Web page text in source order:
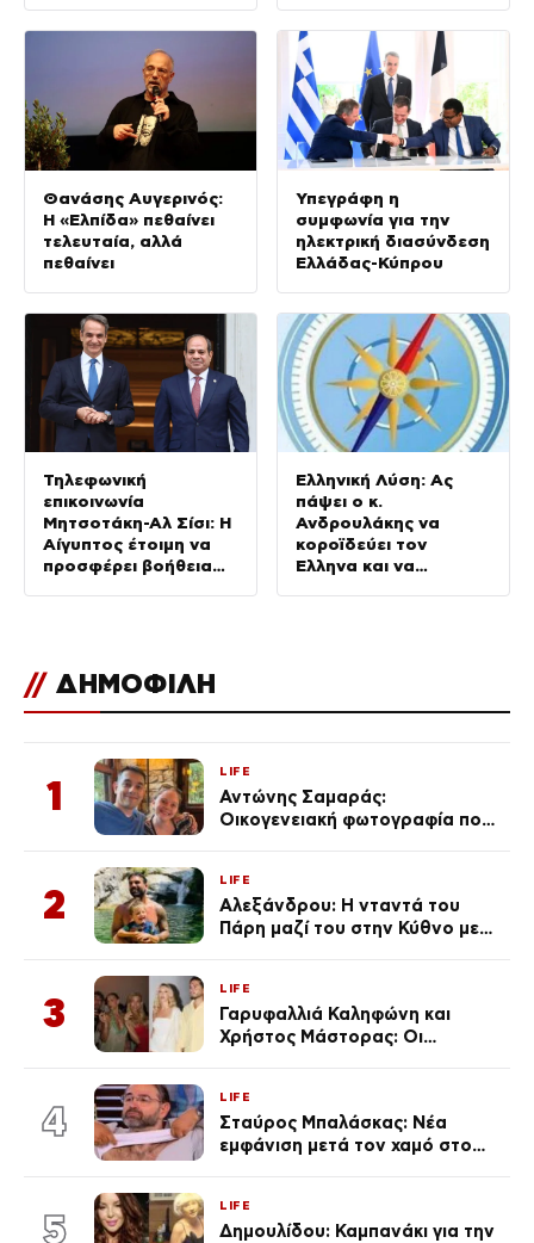
Θανάσης Αυγερινός:
Η «Ελπίδα» πεθαίνει
τελευταία, αλλά
πεθαίνει
Υπεγράφη η
συμφωνία για την
ηλεκτρική διασύνδεση
Ελλάδας-Κύπρου
Τηλεφωνική
επικοινωνία
Μητσοτάκη-Αλ Σίσι: Η
Αίγυπτος έτοιμη να
προσφέρει βοήθεια
Ελληνική Λύση: Ας
πάψει ο κ.
Ανδρουλάκης να
κοροϊδεύει τον
Έλληνα και να
// ΔΗΜΟΦΙΛΗ
1
LIFE
Αντώνης Σαμαράς:
Οικογενειακή φωτογραφία που
Λένας
2
LIFE
Αλεξάνδρου: Η νταντά του
Πάρη μαζί του στην Κύθνο με
3
LIFE
Γαρυφαλλιά Καληφώνη και
Χρήστος Μάστορας: Οι
απαρατήρητη
4
LIFE
Σταύρος Μπαλάσκας: Νέα
εμφάνιση μετά τον χαμό στο
5
LIFE
Δημουλίδου: Καμπανάκι για την